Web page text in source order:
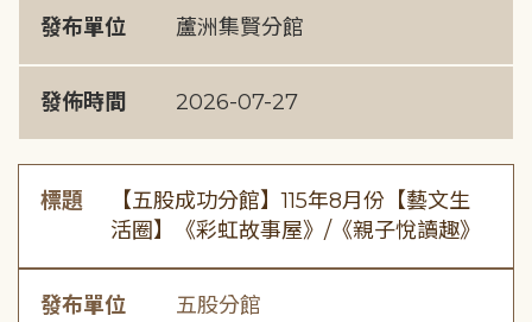
發布單位 蘆洲集賢分館
發佈時間 2026-07-27
標題
【五股成功分館】115年8月份【藝文生
活圈】《彩虹故事屋》/《親子悅讀趣》
發布單位 五股分館